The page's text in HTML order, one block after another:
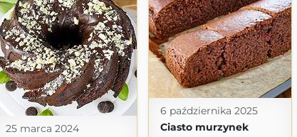
6 października 2025
Ciasto murzynek
25 marca 2024